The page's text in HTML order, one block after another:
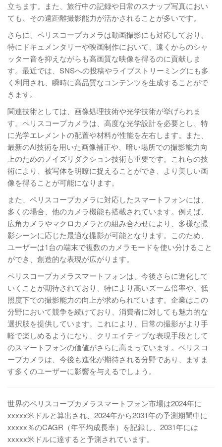
立ちます。また、旅行中の記録や日常のスナップ写真におい
ても、その遠距離撮影能力が活かされることが多いです。
さらに、ペリスコープカメラは動画撮影にも対応しており、
特にドキュメンタリーや映画制作において、遠くからのシャ
ッター音を抑えながらも高画質な映像を得るのに貢献しま
す。最近では、SNSへの投稿やライブストリーミングにも多
く利用され、瞬時に高品質なコンテンツを生成することがで
きます。
関連技術としては、画像処理技術や光学技術が挙げられま
す。ペリスコープカメラは、高度な光学設計を必要とし、特
に光学エレメントの配置や材料が性能を左右します。また、
最新のAI技術を用いた画像補正や、暗い場所での撮影能力向
上のためのノイズリダクション技術も重要です。これらの技
術により、被写体を明瞭に捉えることができ、より美しい画
像を得ることが可能になります。
また、ペリスコープカメラに対応したスマートフォンには、
多くの場合、他のカメラ機能も搭載されています。例えば、
広角カメラやマクロカメラとの組み合わせにより、多様な撮
影シーンに応じた最適な撮影が可能となります。このため、
ユーザーは1台の端末で複数のカメラモードを使い分けること
ができ、創造的な表現が広がります。
ペリスコープカメラスマートフォンは、今後さらに進化して
いくことが期待されており、特により高いズーム倍率や、低
照度下での撮影能力の向上が求められています。企業はこの
分野において競争を続けており、消費者に対しても魅力的な
選択肢を提供しています。これにより、日常の撮影がより手
軽で楽しめるようになり、クリエイティブな表現手段として
のスマートフォンの価値がさらに高まっています。ペリスコ
ープカメラは、今後も進化が期待される分野であり、ますま
す多くのユーザーに影響を与えるでしょう。
世界のペリスコープカメラスマートフォン市場は2024年に
xxxxx米ドルと算出され、2024年から2031年の予測期間中に
xxxxx％のCAGR（年平均成長率）を記録し、2031年には
xxxxx米ドルに達すると予測されています。